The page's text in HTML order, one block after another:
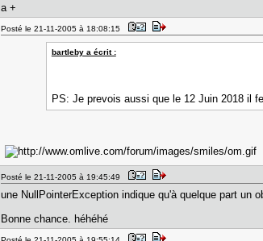
a +
Posté le 21-11-2005 à 18:08:15
bartleby a écrit :
PS: Je prevois aussi que le 12 Juin 2018 il
Posté le 21-11-2005 à 19:45:49
une NullPointerException indique qu'à quelque part un
Bonne chance. héhéhé